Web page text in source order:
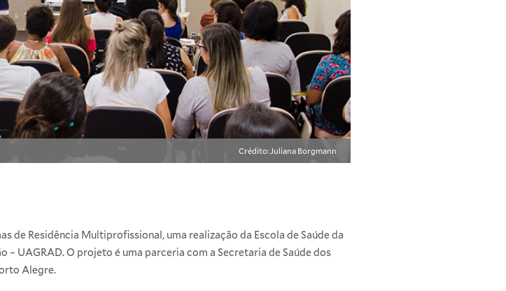
Crédito: Juliana Borgmann
de Residência Multiprofissional, uma realização da Escola de Saúde da
UAGRAD. O projeto é uma parceria com a Secretaria de Saúde dos
Alegre.